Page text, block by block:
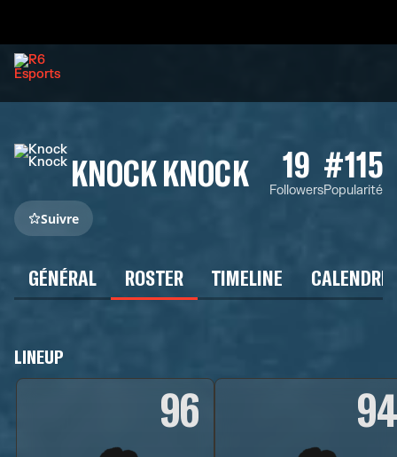
KNOCK KNOCK 19
Followers
#115
Popularité
Suivre
GÉNÉRAL ROSTER TIMELINE
LINEUP
96 94